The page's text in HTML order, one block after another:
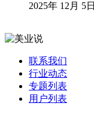
2025年 12月 5日
联系我们
行业动态
专题列表
用户列表